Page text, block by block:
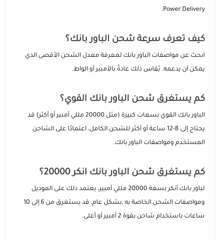
Power Delivery.
كيف تعرف سرعة شحن الباور بانك؟
ابحث عن مواصفات الباور بانك لمعرفة معدل الشحن الأقصى الذي
يمكن أن يدعمه. يُقاس ذلك عادةً بالأمبير أو الواط.
كم يستغرق شحن الباور بانك القوي؟
الباور بانك القوي بسعات كبيرة (مثل 20000 مللي أمبير أو أكثر) قد
يحتاج إلى 8-12 ساعة أو أكثر للشحن الكامل، اعتمادًا على الشاحن
المستخدم ومواصفات الباور بانك.
كم يستغرق شحن الباور بانك انكر 20000؟
لباور بانك أنكر بسعة 20000 مللي أمبير، يعتمد ذلك على الموديل
ومواصفات الشحن الخاصة به ,بشكل عام، قد يستغرق من 6 إلى 10
ساعات باستخدام شاحن بقوة 2 أمبير أو أعلى.